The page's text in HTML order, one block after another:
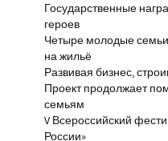
Государственные
героев
Четыре молодые
на жильё
Развивая бизнес,
Проект продолжает
семьям
V Всероссийский
России»